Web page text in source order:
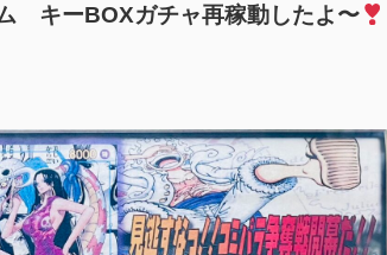
キーBOXガチャ再稼動したよ〜